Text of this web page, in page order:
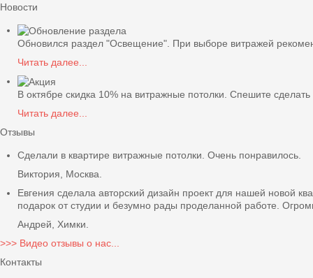
Новости
Обновился раздел "Освещение". При выборе витражей
Читать далее...
В октябре скидка 10% на витражные потолки. Спешите сделать
Читать далее...
Отзывы
Сделали в квартире витражные потолки. Очень понравилось.
Виктория, Москва.
Евгения сделала авторский дизайн проект для нашей новой
подарок от студии и безумно рады проделанной работе.
Андрей, Химки.
>>> Видео отзывы о нас...
Контакты